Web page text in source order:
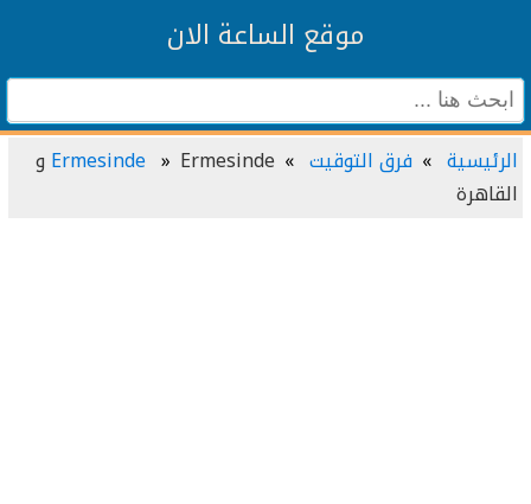
موقع الساعة الان
الرئيسية فرق التوقيت Ermesinde Ermesinde و
القاهرة